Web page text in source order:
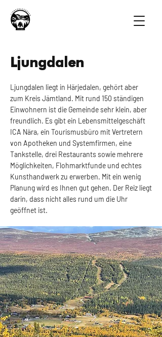
Ljungdalen
Ljungdalen liegt in Härjedalen, gehört aber
zum Kreis Jämtland. Mit rund 150 ständigen
Einwohnern ist die Gemeinde sehr klein, aber
freundlich. Es gibt ein Lebensmittelgeschäft
ICA Nära, ein Tourismusbüro mit Vertretern
von Apotheken und Systemfirmen, eine
Tankstelle, drei Restaurants sowie mehrere
Möglichkeiten, Flohmarktfunde und echtes
Kunsthandwerk zu erwerben. Mit ein wenig
Planung wird es Ihnen gut gehen. Der Reiz liegt
darin, dass nicht alles rund um die Uhr
geöffnet ist.